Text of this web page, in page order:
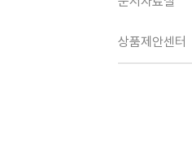
상품제안센터